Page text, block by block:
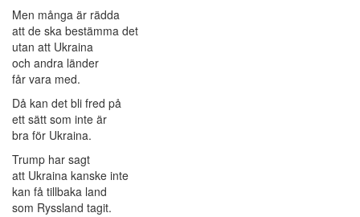
Men många är rädda
att de ska bestämma det
utan att Ukraina
och andra länder
får vara med.
Då kan det bli fred på
ett sätt som inte är
bra för Ukraina.
Trump har sagt
att Ukraina kanske inte
kan få tillbaka land
som Ryssland tagit.